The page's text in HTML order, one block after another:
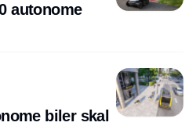
autonome
biler skal